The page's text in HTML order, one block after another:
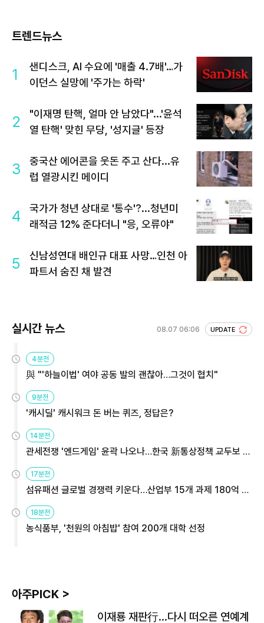
트렌드뉴스
1
샌디스크, AI 수요에 '매출 4.7배'…가
이던스 실망에 '주가는 하락'
2
"이재명 탄핵, 얼마 안 남았다"...'윤석
열 탄핵' 맞힌 무당, '성지글' 등장
3
중국산 에어콘을 웃돈 주고 산다...유
럽 열광시킨 메이디
4
국가가 청년 상대로 '통수'?...청년미
래적금 12% 준다더니 "응, 오류야"
5
신남성연대 배인규 대표 사망…인천 아
파트서 숨진 채 발견
실시간 뉴스 08.07 06:06 UPDATE
4분전
與 "'하늘이법' 여야 공동 발의 괜찮아…그것이 협치"
9분전
'캐시딜' 캐시워크 돈 버는 퀴즈, 정답은?
14분전
관세전쟁 '엔드게임' 윤곽 나오나…한국 新통상정책 교두보 활
용해야
17분전
섬유패션 글로벌 경쟁력 키운다…산업부 15개 과제 180억 지
원
18분전
농식품부, '천원의 아침밥' 참여 200개 대학 선정
아주PICK >
이재룡 재판行…다시 떠오른 연예계